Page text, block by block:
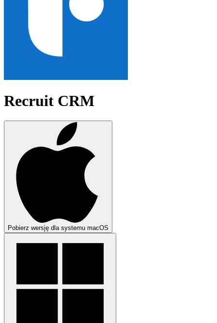
Recruit CRM
Pobierz wersję dla systemu macOS